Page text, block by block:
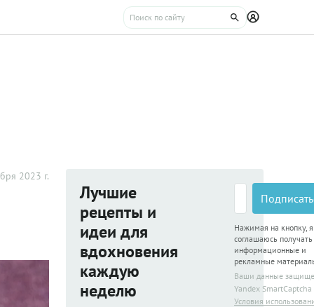
2023 г.
Лучшие
рецепты и
идеи для
вдохновения
каждую
неделю
Нажимая на кнопку, я
соглашаюсь получать
информационные и
рекламные
Ваши данные
Yandex SmartCaptcha
Условия